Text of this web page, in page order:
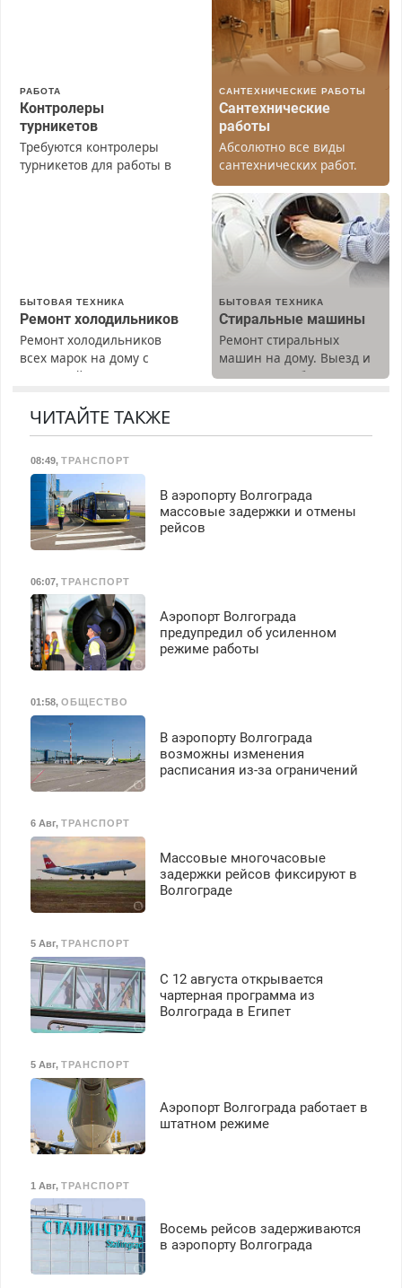
РАБОТА
Контролеры
турникетов
Требуются контролеры
турникетов для работы в
Ежемесячно
выплачивается денежная
премия. Возможно
бесплатное обучение,
транспортной
безопасности с з/п до
САНТЕХНИЧЕСКИЕ РАБОТЫ
Сантехнические
работы
Абсолютно все виды
сантехнических работ.
Быстро. Качественно.
Недорого.
БЫТОВАЯ ТЕХНИКА
Ремонт холодильников
Ремонт холодильников
всех марок на дому с
гарантией. Замена
Недорого. Без выходных.
БЫТОВАЯ ТЕХНИКА
Стиральные машины
Ремонт стиральных
машин на дому. Выезд и
диагностика бесплатно.
ЧИТАЙТЕ ТАКЖЕ
08:49, ТРАНСПОРТ
В аэропорту Волгограда
массовые задержки и отмены
рейсов
06:07, ТРАНСПОРТ
Аэропорт Волгограда
предупредил об усиленном
режиме работы
01:58, ОБЩЕСТВО
В аэропорту Волгограда
возможны изменения
расписания из-за ограничений
6 Авг, ТРАНСПОРТ
Массовые многочасовые
задержки рейсов фиксируют в
Волгограде
5 Авг, ТРАНСПОРТ
С 12 августа открывается
чартерная программа из
Волгограда в Египет
5 Авг, ТРАНСПОРТ
Аэропорт Волгограда работает в
штатном режиме
1 Авг, ТРАНСПОРТ
Восемь рейсов задерживаются
в аэропорту Волгограда